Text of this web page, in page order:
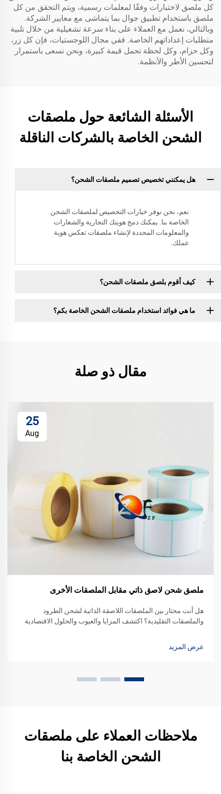
كل ملصق لاختبارات وفقًا لمعلمات رسمية، ويتم التحقق من كل
ملصق باستخدام تطبيق جوال بما يتماشى مع معايير الشركة.
وبالتالي، نعمل مع العملاء على بناء سرعة تشغيلية من خلال تلبية
متطلبات إعداداتهم الخاصة. ففي مجال اللوجستيات، فإن كل زر،
وكل حزام، وكل لحظة تحمل قيمة كبيرة، ونحن نسعى باستمرار
لتحسين الأطر والأنظمة.
الأسئلة الشائعة حول ملصقات
الشحن الخاصة بالشركات الناقلة
هل يمكنني تخصيص تصميم ملصقات الشحن؟
نعم، نحن نوفر خيارات التخصيص لملصقات الشحن
الخاصة بنا. يمكنك دمج هويتك التجارية والشعارات
والمعلومات المحددة لإنشاء ملصقات تعكس هوية
عملك.
كيف أقوم بلصق ملصقات الشحن؟
ما هي فوائد استخدام ملصقات الشحن الخاصة بكم؟
مقال ذو صلة
25
Aug
ملصق شحن لاصق ذاتي مقابل الملصقات الأخرى
هل أنت محتار بين الملصقات اللاصقة الذاتية لشحن الطرود
والملصقات التقليدية؟ اكتشف المزايا والعيوب والحلول الاقتصادية
عرض المزيد
ملاحظات العملاء على ملصقات
الشحن الخاصة بنا